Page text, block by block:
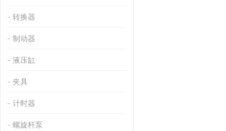
转换器
制动器
液压缸
夹具
计时器
螺旋杆泵